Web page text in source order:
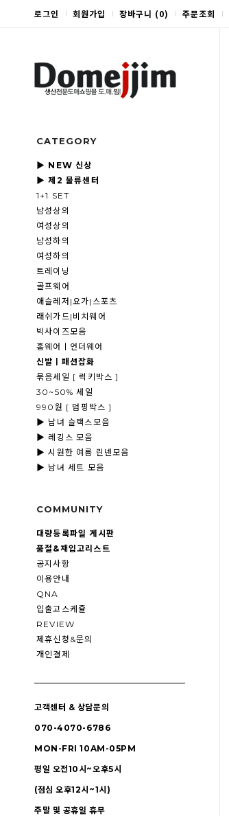
로그인 회원가입 장바구니 (0) 주문조회
CATEGORY
▶ NEW 신상
▶ 제2 물류센터
1+1 SET
남성상의
여성상의
남성하의
여성하의
트레이닝
골프웨어
애슬레저|요가|스포츠
래쉬가드|비치웨어
빅사이즈모음
홈웨어ㅣ언더웨어
신발ㅣ패션잡화
묶음세일 [ 럭키박스 ]
30~50% 세일
990원 [ 덤핑박스 ]
▶ 남녀 슬랙스모음
▶ 레깅스 모음
▶ 시원한 여름 린넨모음
▶ 남녀 세트 모음
COMMUNITY
대량등록파일 게시판
품절&재입고리스트
공지사항
이용안내
QNA
입출고스케쥴
REVIEW
제휴신청&문의
개인결제
고객센터 & 상담문의
070-4070-6786
MON-FRI 10AM-05PM
평일 오전10시~오후5시
(점심 오후12시~1시)
주말 및 공휴일 휴무